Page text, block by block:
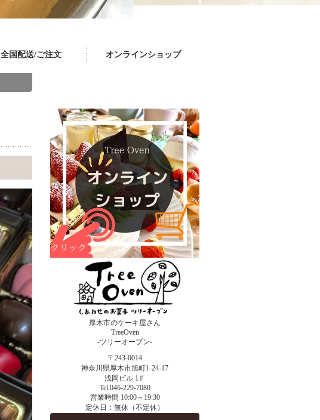
全国配送/ご注文 オンラインショップ
厚木市のケーキ屋さん
TreeOven
-ツリーオーブン-
〒243-0014
神奈川県厚木市旭町1-24-17
浅岡ビル 1Ｆ
Tel.046-229-7080
営業時間 10:00～19:30
定休日：無休（不定休）